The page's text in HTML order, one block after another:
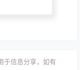
于信息分享，如有